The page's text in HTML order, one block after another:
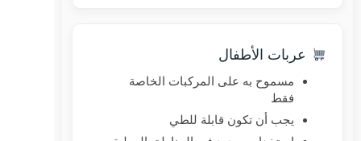
عربات الأطفال
مسموح به على المركبات الخاصة
فقط
يجب أن تكون قابلة للطي